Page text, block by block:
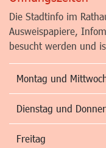
Die Stadtinfo im
Ausweispapiere,
besucht werden und
Montag und
Dienstag und
Freitag